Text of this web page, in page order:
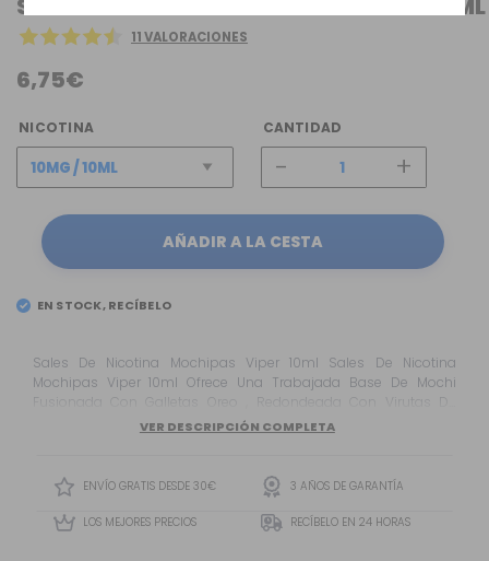
SALES DE NICOTINA MOCHIPAS VIPER 10ML
11 VALORACIONES
6,75€
NICOTINA CANTIDAD
- +
AÑADIR A LA CESTA
EN STOCK, RECÍBELO
Sales De Nicotina Mochipas Viper 10ml Sales De Nicotina
Mochipas Viper 10ml Ofrece Una Trabajada Base De Mochi
Fusionada Con Galletas Oreo , Redondeada Con Virutas De
VER DESCRIPCIÓN COMPLETA
ENVÍO GRATIS DESDE 30€ 3 AÑOS DE GARANTÍA
LOS MEJORES PRECIOS RECÍBELO EN 24 HORAS